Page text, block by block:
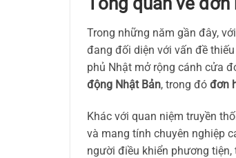
Trong những năm gần đây,
đang đối diện với vấn đề
phủ Nhật mở rộng cánh cửa
động Nhật Bản, trong đó đơn
Khác với quan niệm truyền
và mang tính chuyên nghiệp
người điều khiển phương